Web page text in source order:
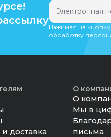
Нажимая на кнопку
обработку
доставка
О
О
Мы в
письма